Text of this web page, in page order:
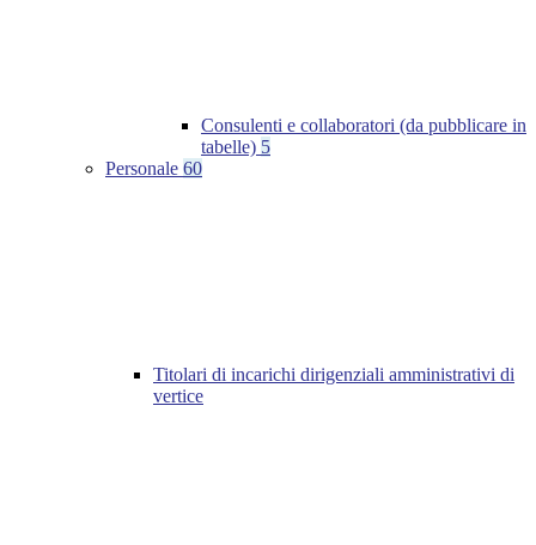
Consulenti e collaboratori (da pubblicare in
tabelle) 5
Personale 60
Titolari di incarichi dirigenziali amministrativi di
vertice